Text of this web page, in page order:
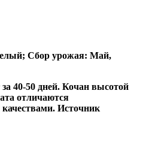
Сбор урожая: Май,
40-50 дней. Кочан высотой
отличаются
Источник